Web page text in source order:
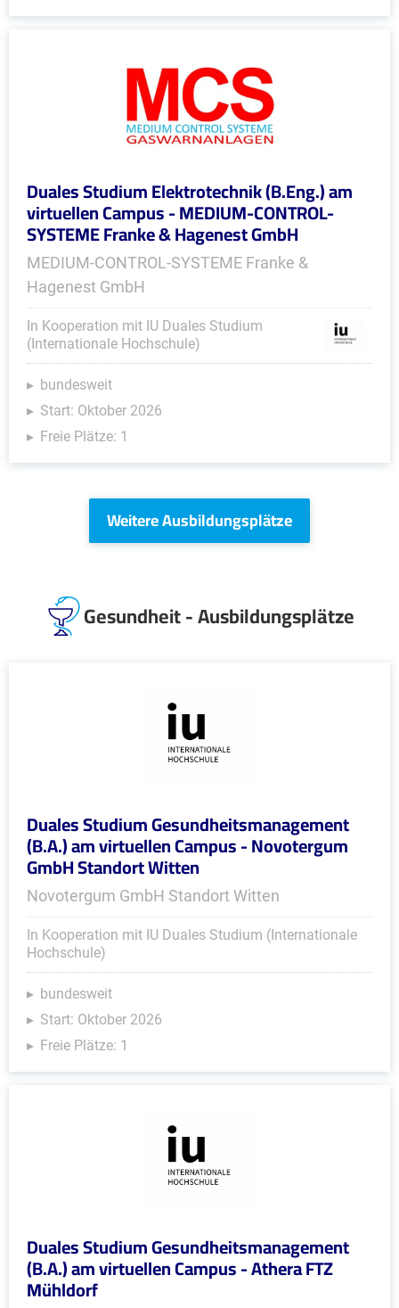
Duales Studium Elektrotechnik (B.Eng.) am
virtuellen Campus - MEDIUM-CONTROL-
SYSTEME Franke & Hagenest GmbH
MEDIUM-CONTROL-SYSTEME Franke &
Hagenest GmbH
In Kooperation mit IU Duales Studium
(Internationale Hochschule)
bundesweit
Start: Oktober 2026
Freie Plätze: 1
Weitere Ausbildungsplätze
Gesundheit - Ausbildungsplätze
Duales Studium Gesundheitsmanagement
(B.A.) am virtuellen Campus - Novotergum
GmbH Standort Witten
Novotergum GmbH Standort Witten
In Kooperation mit IU Duales Studium (Internationale
Hochschule)
bundesweit
Start: Oktober 2026
Freie Plätze: 1
Duales Studium Gesundheitsmanagement
(B.A.) am virtuellen Campus - Athera FTZ
Mühldorf